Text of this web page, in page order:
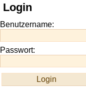
site
https://onlineslots.money/
Login
Benutzername:
Passwort: